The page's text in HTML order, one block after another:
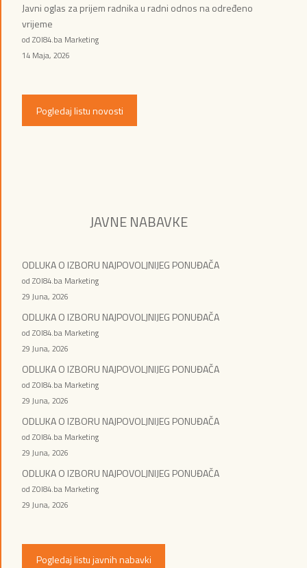
Javni oglas za prijem radnika u radni odnos na određeno
vrijeme
od ZOI84.ba Marketing
14 Maja, 2026
Pogledaj listu novosti
JAVNE NABAVKE
ODLUKA O IZBORU NAJPOVOLJNIJEG PONUĐAČA
od ZOI84.ba Marketing
29 Juna, 2026
ODLUKA O IZBORU NAJPOVOLJNIJEG PONUĐAČA
od ZOI84.ba Marketing
29 Juna, 2026
ODLUKA O IZBORU NAJPOVOLJNIJEG PONUĐAČA
od ZOI84.ba Marketing
29 Juna, 2026
ODLUKA O IZBORU NAJPOVOLJNIJEG PONUĐAČA
od ZOI84.ba Marketing
29 Juna, 2026
ODLUKA O IZBORU NAJPOVOLJNIJEG PONUĐAČA
od ZOI84.ba Marketing
29 Juna, 2026
Pogledaj listu javnih nabavki